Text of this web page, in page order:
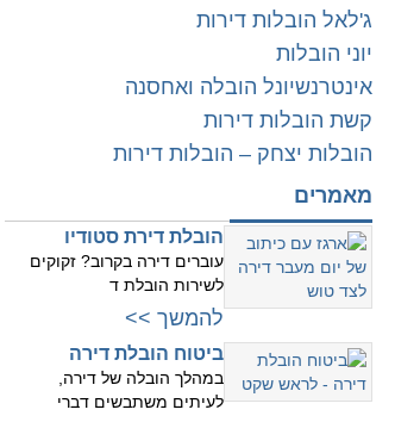
ג'לאל הובלות דירות
יוני הובלות
אינטרנשיונל הובלה ואחסנה
קשת הובלות דירות
הובלות יצחק – הובלות דירות
מאמרים
הובלת דירת סטודיו
עוברים דירה בקרוב? זקוקים
לשירות הובלת ד
להמשך >>
ביטוח הובלת דירה
במהלך הובלה של דירה,
לעיתים משתבשים דברי